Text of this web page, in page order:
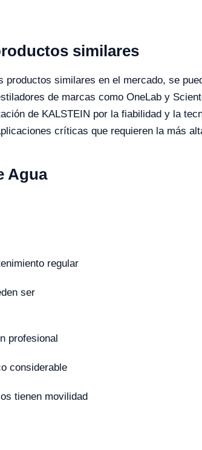
similares
similares en el mercado, se
de marcas como OneLab y
de KALSTEIN por la fiabilidad y la
críticas que requieren la más
Agua
regular
ser
profesional
considerable
tienen movilidad